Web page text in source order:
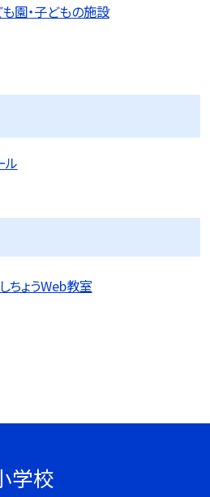
園・子どもの施設
ル
ちょうWeb教室
学校